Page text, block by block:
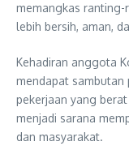
memangkas
lebih bersih, aman,
Kehadiran anggota
mendapat
pekerjaan yang
menjadi sarana
dan masyarakat.